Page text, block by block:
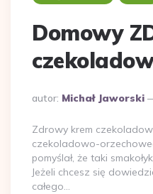
Domowy
Dodane
autor: Michał Jaworski
Zdrowy krem
czekoladowo-
pomyślał, że taki
Jeżeli chcesz się
całego…